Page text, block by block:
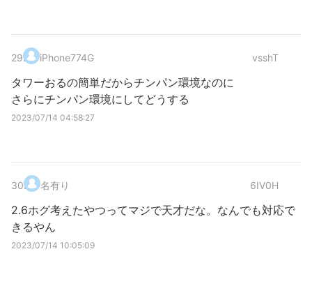
29. iPhone774G vsshT
タワーおるの簡単だからチンパン環境なのに
さらにチンパン環境にしてどうする
2023/07/14 04:58:27
30. 名有り 6IV0H
2.6ホグ考えたやつってマジで天才だな。なんでも対応で
きるやん
2023/07/14 10:05:09